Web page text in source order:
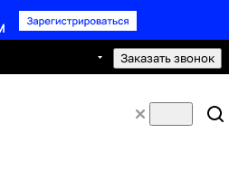
Заказать звонок